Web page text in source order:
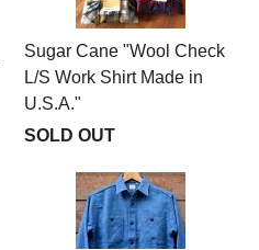
Sugar Cane "Wool Check
L/S Work Shirt Made in
U.S.A."
SOLD OUT